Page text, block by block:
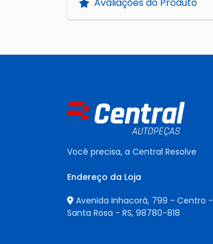
Avaliações do Produto
Você precisa, a Central Resolve
Endereço da Loja
Avenida Inhacorá, 799 - Centro -
Santa Rosa - RS, 98780-818